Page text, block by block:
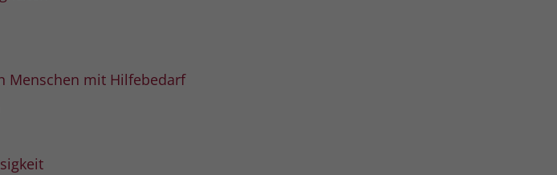
Menschen mit Hilfebedarf
auf eine Google